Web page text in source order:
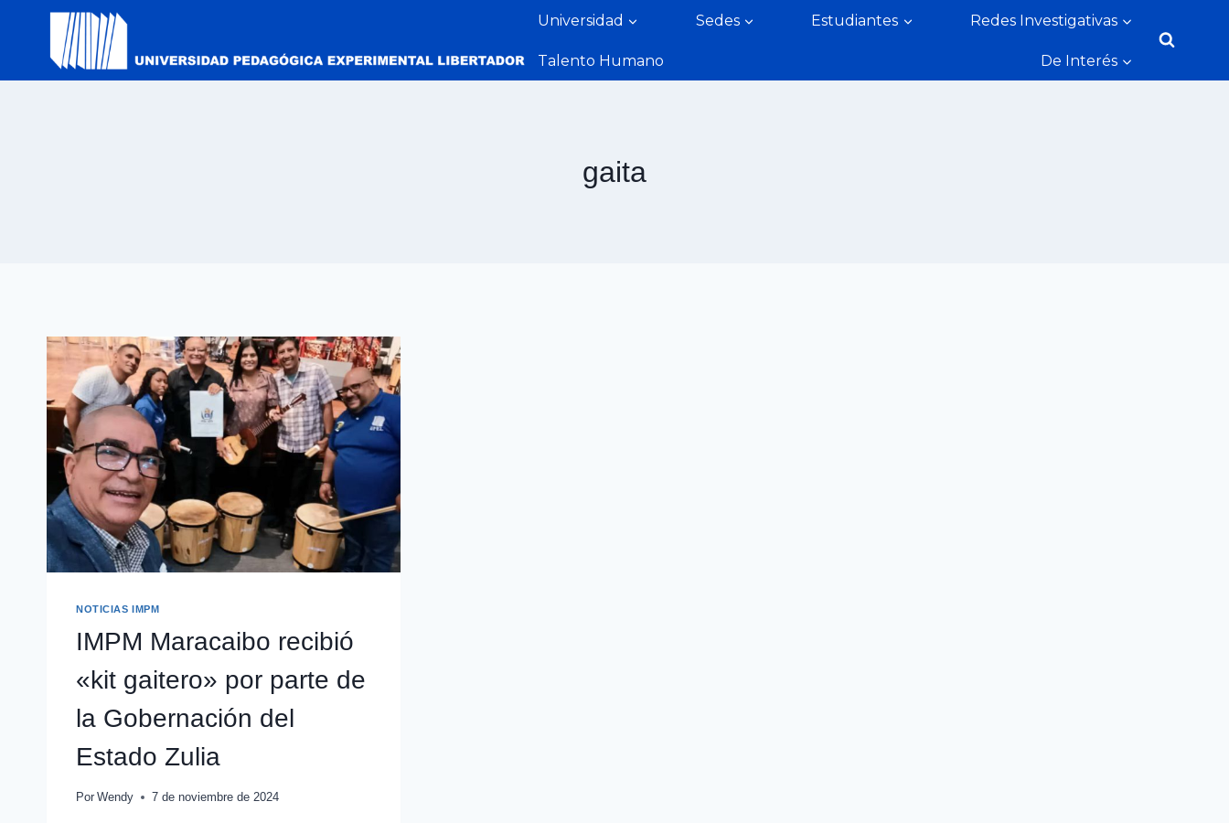
Universidad Sedes Estudiantes Redes Investigativas
Talento Humano De Interés
gaita
NOTICIAS IMPM
IMPM Maracaibo recibió
«kit gaitero» por parte de
la Gobernación del
Estado Zulia
Por Wendy 7 de noviembre de 2024